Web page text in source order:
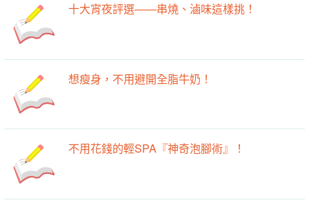
十大宵夜評選——串燒、滷味這樣挑！
想瘦身，不用避開全脂牛奶！
不用花錢的輕SPA『神奇泡腳術』！